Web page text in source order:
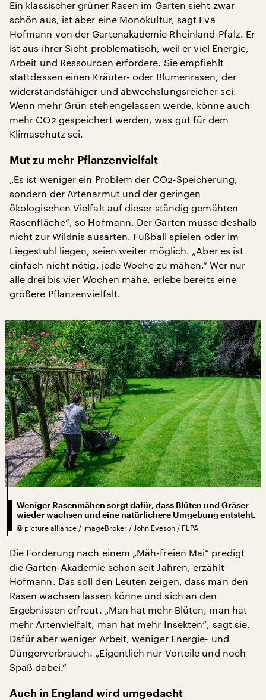
Ein klassischer grüner Rasen im Garten sieht zwar
schön aus, ist aber eine Monokultur, sagt Eva
Hofmann von der Gartenakademie Rheinland-Pfalz. Er
ist aus ihrer Sicht problematisch, weil er viel Energie,
Arbeit und Ressourcen erfordere. Sie empfiehlt
stattdessen einen Kräuter- oder Blumenrasen, der
widerstandsfähiger und abwechslungsreicher sei.
Wenn mehr Grün stehengelassen werde, könne auch
mehr CO2 gespeichert werden, was gut für dem
Klimaschutz sei.
Mut zu mehr Pflanzenvielfalt
„Es ist weniger ein Problem der CO2-Speicherung,
sondern der Artenarmut und der geringen
ökologischen Vielfalt auf dieser ständig gemähten
Rasenfläche“, so Hofmann. Der Garten müsse deshalb
nicht zur Wildnis ausarten. Fußball spielen oder im
Liegestuhl liegen, seien weiter möglich. „Aber es ist
einfach nicht nötig, jede Woche zu mähen.“ Wer nur
alle drei bis vier Wochen mähe, erlebe bereits eine
größere Pflanzenvielfalt.
Weniger Rasenmähen sorgt dafür, dass Blüten und Gräser
wieder wachsen und eine natürlichere Umgebung entsteht.
© picture alliance / imageBroker / John Eveson / FLPA
Die Forderung nach einem „Mäh-freien Mai“ predigt
die Garten-Akademie schon seit Jahren, erzählt
Hofmann. Das soll den Leuten zeigen, dass man den
Rasen wachsen lassen könne und sich an den
Ergebnissen erfreut. „Man hat mehr Blüten, man hat
mehr Artenvielfalt, man hat mehr Insekten“, sagt sie.
Dafür aber weniger Arbeit, weniger Energie- und
Düngerverbrauch. „Eigentlich nur Vorteile und noch
Spaß dabei.“
Auch in England wird umgedacht